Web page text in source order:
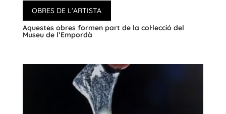
OBRES DE L’ARTISTA
Aquestes obres formen part de la col·lecció del
Museu de l’Empordà